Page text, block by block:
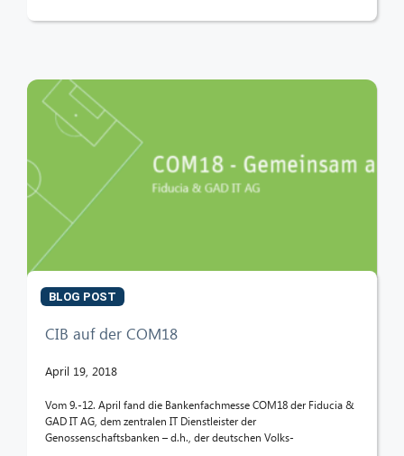
BLOG POST
CIB auf der COM18
April 19, 2018
Vom 9.-12. April fand die Bankenfachmesse COM18 der Fiducia &
GAD IT AG, dem zentralen IT Dienstleister der
Genossenschaftsbanken – d.h., der deutschen Volks-